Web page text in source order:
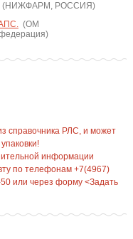
РОССИЯ)
(ОМ
справочника РЛС, и может
информации
по телефонам +7(4967)
или через форму <Задать